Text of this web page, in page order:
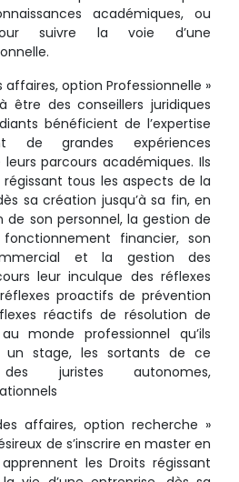
académiques, ou
suivre la voie d’une
affaires, option Professionnelle »
être des conseillers juridiques
bénéficient de l’expertise
de grandes expériences
parcours académiques. Ils
tous les aspects de la
sa création jusqu’à sa fin, en
de son personnel, la gestion de
financier, son
et la gestion des
leur inculque des réflexes
proactifs de prévention
réactifs de résolution de
monde professionnel qu’ils
un stage, les sortants de ce
juristes autonomes,
affaires, option recherche »
de s’inscrire en master en
les Droits régissant